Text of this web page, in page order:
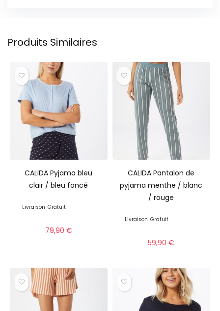
Produits Similaires
CALIDA Pyjama bleu
clair / bleu foncé
Livraison Gratuit
79,90 €
CALIDA Pantalon de
pyjama menthe / blanc
/ rouge
Livraison Gratuit
59,90€